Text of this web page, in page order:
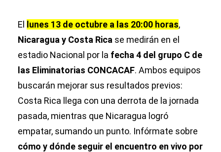
El lunes 13 de octubre a las 20:00 horas,
Nicaragua y Costa Rica se medirán en el
estadio Nacional por la fecha 4 del grupo C de
las Eliminatorias CONCACAF. Ambos equipos
buscarán mejorar sus resultados previos:
Costa Rica llega con una derrota de la jornada
pasada, mientras que Nicaragua logró
empatar, sumando un punto. Infórmate sobre
cómo y dónde seguir el encuentro en vivo por